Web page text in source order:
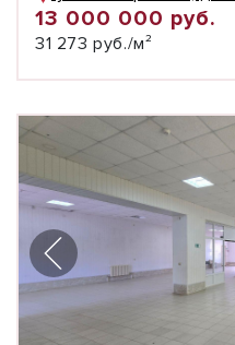
13 000 000 руб.
31 273 руб./м²